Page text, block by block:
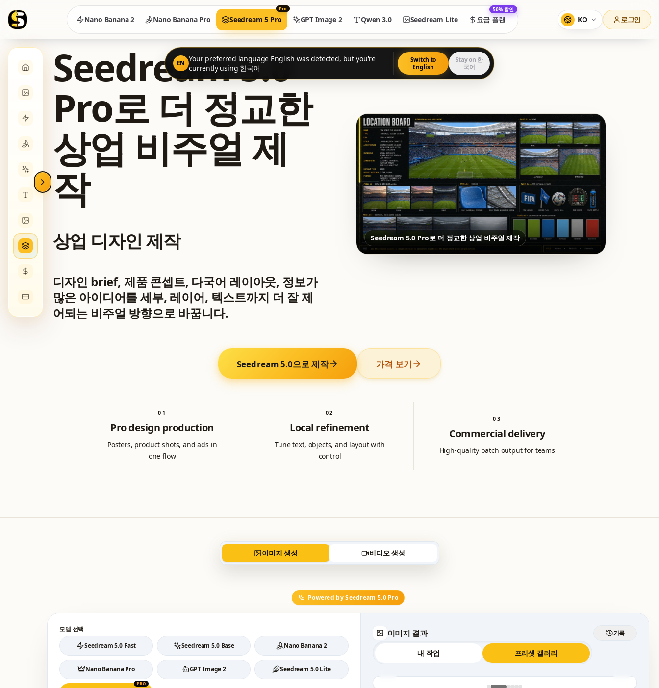
Nano Banana 2 Nano Banana Pro Seedream 5 Pro
Pro
GPT Image 2 Qwen 3.0 Seedream Lite 요금 플랜
50% 할인
KO 로그인
EN Your preferred language English was detected, but you're
currently using 한국어
Switch to
English
Stay on 한
국어
Seedream 5.0
Pro로 더 정교한
상업 비주얼 제
작
상업 디자인 제작
디자인 brief, 제품 콘셉트, 다국어 레이아웃, 정보가
많은 아이디어를 세부, 레이어, 텍스트까지 더 잘 제
어되는 비주얼 방향으로 바꿉니다.
Seedream 5.0 Pro로 더 정교한 상업 비주얼 제작
Seedream 5.0으로 제작 가격 보기
0 1
Pro design production
Posters, product shots, and ads in
one flow
02
Local refinement
Tune text, objects, and layout with
control
0 3
Commercial delivery
High-quality batch output for teams
이미지 생성 비디오 생성
Powered by Seedream 5.0 Pro
모델 선택
Seedream 5.0 Fast
Seedream 5.0 Base Nano Banana 2
Nano Banana Pro GPT Image 2 Seedream 5.0 Lite
PRO
이미지 결과 기록
내 작업 프리셋 갤러리